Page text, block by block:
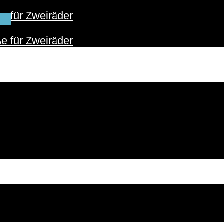
für Zweiräder
für Zweiräder